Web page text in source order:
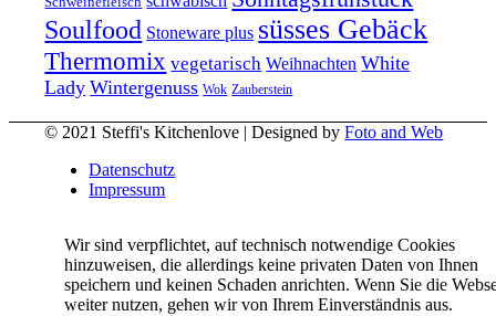
Soulfood Stoneware plus süsses Gebäck
Thermomix vegetarisch Weihnachten White
Lady Wintergenuss Wok Zauberstein
© 2021 Steffi's Kitchenlove | Designed byFoto and Web
Datenschutz
Impressum
Wir sind verpflichtet, auf technisch notwendige Cookies
hinzuweisen, die allerdings keine privaten Daten von Ihnen
speichern und keinen Schaden anrichten. Wenn Sie die
weiter nutzen, gehen wir von Ihrem Einverständnis aus.